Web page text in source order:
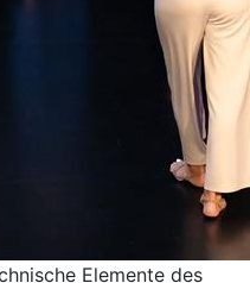
Elemente des